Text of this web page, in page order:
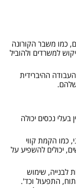
כמו משבר הקורונה
למשרדים ולהוביל
ההיברידית
בעלי נכסים יכולה
כמו הקמת קווי
יכולים להשפיע על
לבנייה, שימוש
התפעול וכד'.